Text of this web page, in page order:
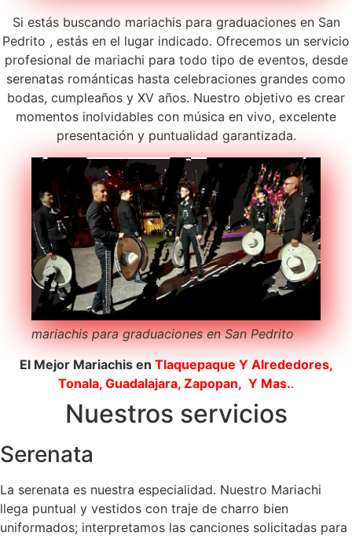
Si estás buscando mariachis para graduaciones en San
Pedrito , estás en el lugar indicado. Ofrecemos un servicio
profesional de mariachi para todo tipo de eventos, desde
serenatas románticas hasta celebraciones grandes como
bodas, cumpleaños y XV años. Nuestro objetivo es crear
momentos inolvidables con música en vivo, excelente
presentación y puntualidad garantizada.
mariachis para graduaciones en San Pedrito
El Mejor Mariachis en Tlaquepaque Y Alrededores,
Tonala, Guadalajara, Zapopan, Y Mas..
Nuestros servicios
Serenata
La serenata es nuestra especialidad. Nuestro Mariachi
llega puntual y vestidos con traje de charro bien
uniformados; interpretamos las canciones solicitadas para